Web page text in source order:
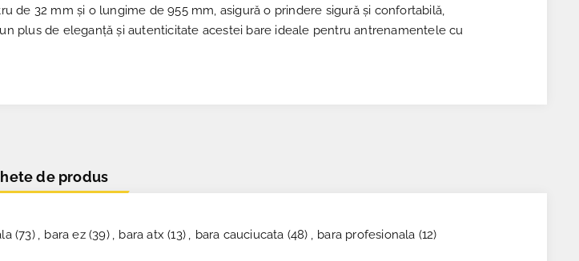
de 32 mm și o lungime de 955 mm, asigură o prindere sigură și confortabilă,
plus de eleganță și autenticitate acestei bare ideale pentru antrenamentele cu
de produs
(73) , bara ez (39) , bara atx (13) , bara cauciucata (48) , bara profesionala (12)